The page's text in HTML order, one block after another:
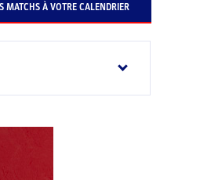
MATCHS À VOTRE CALENDRIER